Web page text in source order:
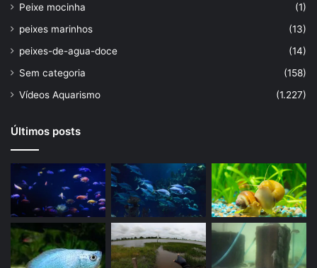
Peixe mocinha
(1)
peixes marinhos
(13)
peixes-de-agua-doce
(14)
Sem categoria
(158)
Vídeos Aquarismo
(1.227)
Últimos posts